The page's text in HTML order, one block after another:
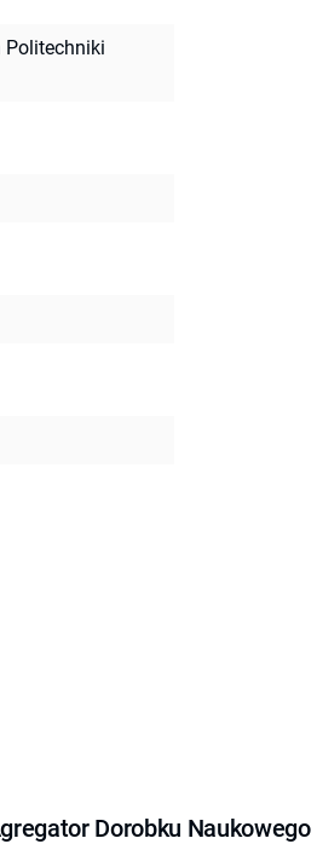
Politechniki
Dorobku